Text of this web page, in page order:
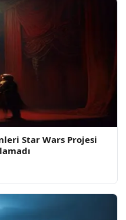
Star Wars Projesi